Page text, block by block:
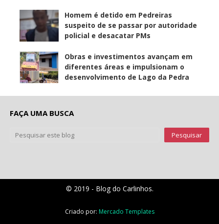
Homem é detido em Pedreiras
suspeito de se passar por autoridade
policial e desacatar PMs
Obras e investimentos avançam em
diferentes áreas e impulsionam o
desenvolvimento de Lago da Pedra
FAÇA UMA BUSCA
© 2019 - Blog do Carlinhos.
Criado por: Mercado Templates